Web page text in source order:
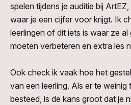
spelen tijdens je auditie bij
waar je een cijfer voor krijgt. Ik
leerlingen of dit iets is waar ze
moeten verbeteren en extra les
Ook check ik vaak hoe het
van een leerling. Als er te
besteed, is de kans groot dat je